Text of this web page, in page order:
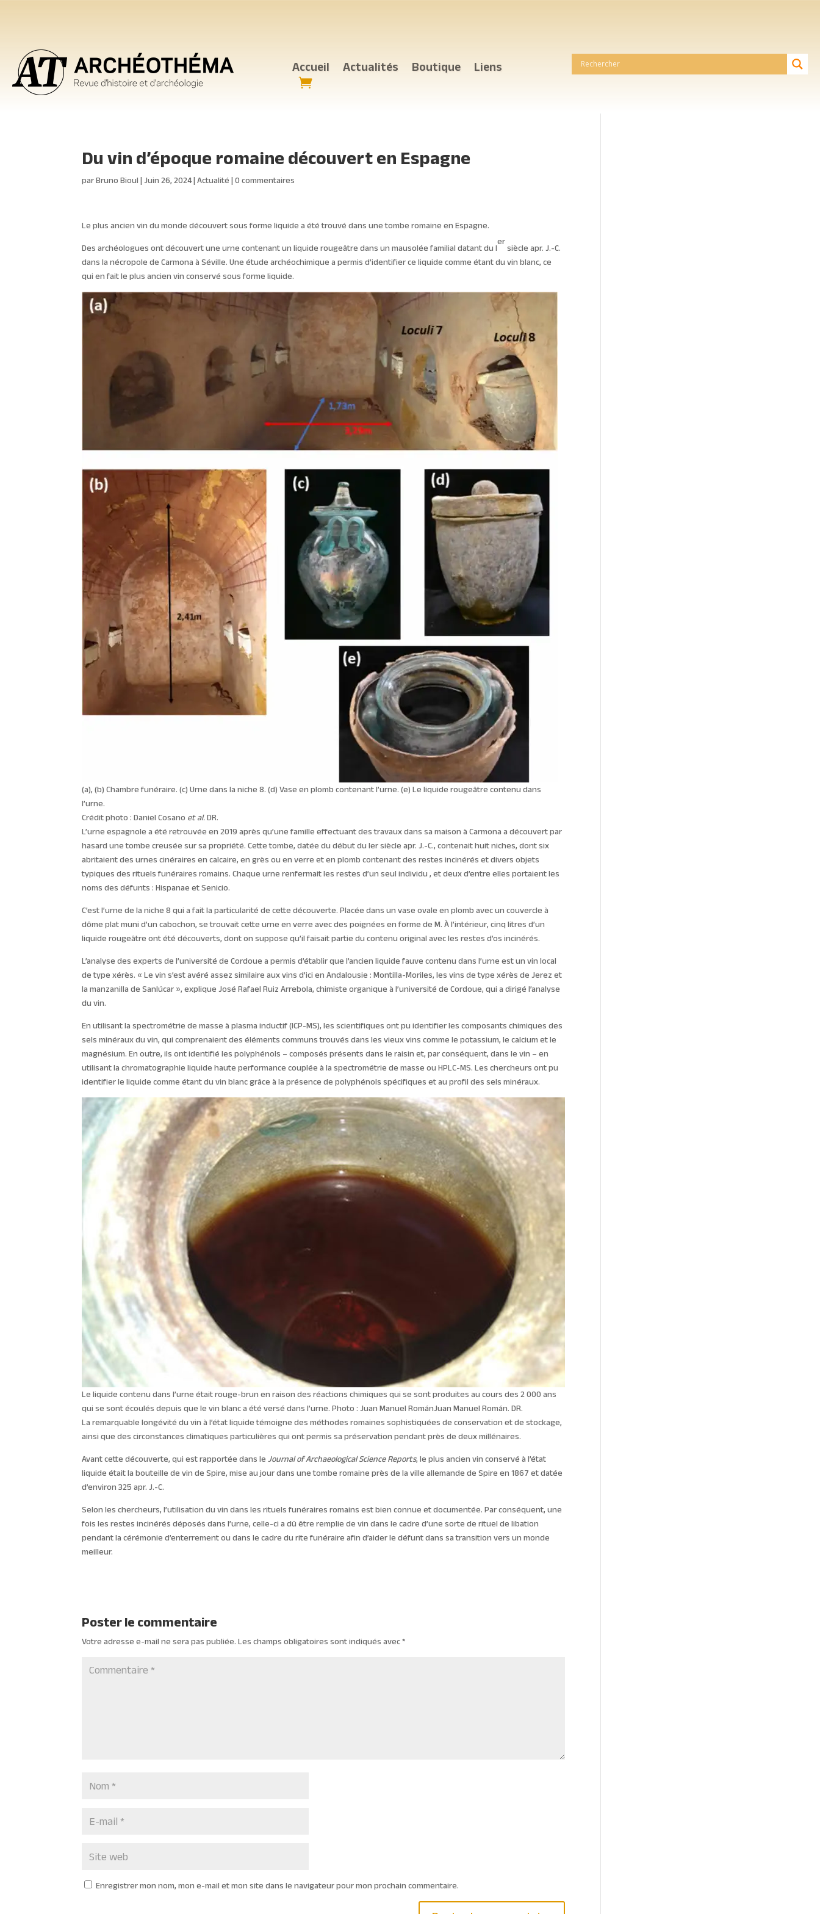
Accueil Actualités Boutique Liens
Du vin d’époque romaine découvert en Espagne
parBruno Bioul |Juin 26, 2024|Actualité |0 commentaires
Le plus ancien vin du monde découvert sous forme liquide a été trouvé dans une tombe romaine en Espagne.
Des archéologues ont découvert une urne contenant un liquide rougeâtre dans un mausolée familial datant du I
er
siècle apr. J.-C.
dans la nécropole de Carmona à Séville. Une étude archéochimique a permis d’identifier ce liquide comme étant du vin blanc, ce
qui en fait le plus ancien vin conservé sous forme liquide.
(a), (b) Chambre funéraire. (c) Urne dans la niche 8. (d) Vase en plomb contenant l’urne. (e) Le liquide rougeâtre contenu dans
l’urne.
Crédit photo : Daniel Cosano et al.DR.
L’urne espagnole a été retrouvée en 2019 après qu’une famille effectuant des travaux dans sa maison à Carmona a découvert par
hasard une tombe creusée sur sa propriété. Cette tombe, datée du début du Ier siècle apr. J.-C., contenait huit niches, dont six
abritaient des urnes cinéraires en calcaire, en grès ou en verre et en plomb contenant des restes incinérés et divers objets
typiques des rituels funéraires romains. Chaque urne renfermait les restes d’un seul individu , et deux d’entre elles portaient les
noms des défunts : Hispanae et Senicio.
C’est l’urne de la niche 8 qui a fait la particularité de cette découverte. Placée dans un vase ovale en plomb avec un couvercle à
dôme plat muni d’un cabochon, se trouvait cette urne en verre avec des poignées en forme de M. À l’intérieur, cinq litres d’un
liquide rougeâtre ont été découverts, dont on suppose qu’il faisait partie du contenu original avec les restes d’os incinérés.
L’analyse des experts de l’université de Cordoue a permis d’établir que l’ancien liquide fauve contenu dans l’urne est un vin local
de type xérès. « Le vin s’est avéré assez similaire aux vins d’ici en Andalousie : Montilla-Moriles, les vins de type xérès de Jerez et
la manzanilla de Sanlúcar », explique José Rafael Ruiz Arrebola, chimiste organique à l’université de Cordoue, qui a dirigé l’analyse
du vin.
En utilisant la spectrométrie de masse à plasma inductif (ICP-MS), les scientifiques ont pu identifier les composants chimiques des
sels minéraux du vin, qui comprenaient des éléments communs trouvés dans les vieux vins comme le potassium, le calcium et le
magnésium. En outre, ils ont identifié les polyphénols – composés présents dans le raisin et, par conséquent, dans le vin – en
utilisant la chromatographie liquide haute performance couplée à la spectrométrie de masse ou HPLC-MS. Les chercheurs ont pu
identifier le liquide comme étant du vin blanc grâce à la présence de polyphénols spécifiques et au profil des sels minéraux.
Le liquide contenu dans l’urne était rouge-brun en raison des réactions chimiques qui se sont produites au cours des 2 000 ans
qui se sont écoulés depuis que le vin blanc a été versé dans l’urne. Photo : Juan Manuel RománJuan Manuel Román. DR.
La remarquable longévité du vin à l’état liquide témoigne des méthodes romaines sophistiquées de conservation et de stockage,
ainsi que des circonstances climatiques particulières qui ont permis sa préservation pendant près de deux millénaires.
Avant cette découverte, qui est rapportée dans leJournal of Archaeological Science Reports, le plus ancien vin conservé à l’état
liquide était la bouteille de vin de Spire, mise au jour dans une tombe romaine près de la ville allemande de Spire en 1867 et datée
d’environ 325 apr. J.-C.
Selon les chercheurs, l’utilisation du vin dans les rituels funéraires romains est bien connue et documentée. Par conséquent, une
fois les restes incinérés déposés dans l’urne, celle-ci a dû être remplie de vin dans le cadre d’une sorte de rituel de libation
pendant la cérémonie d’enterrement ou dans le cadre du rite funéraire afin d’aider le défunt dans sa transition vers un monde
meilleur.
Poster le commentaire
Votre adresse e-mail ne sera pas publiée. Les champs obligatoires sont indiqués avec*
Enregistrer mon nom, mon e-mail et mon site dans le navigateur pour mon prochain commentaire.